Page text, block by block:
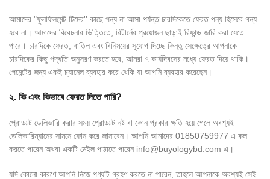
আমাদের "ফুলফিলমেন্ট টিমের'' কাছে পন্য না আসা পর্যন্ত চারদিকেতে ফেরত পন্য হিসেবে গন্য
হবে না। আমাদের বিবেচনার ভিত্তিতে, রিটার্নের প্রয়োজন ছাড়াই রিফান্ড জারি করা যেতে
পারে। চারদিকে ফেরত, বাতিল এবং বিনিময়ের সুযোগ দিচ্ছে কিন্তু সেক্ষেত্রে আপনাকে
চারদিকের কিছু পদ্ধতি অনুসরণ করতে হবে, আমরা ৭ কার্যদিবসের মধ্যে ফেরত দিয়ে থাকি।
পেমেন্টের জন্য একই চ্যানেল ব্যবহার করে থেকি যা আপনি ব্যবহার করেছেন।
২. কি এবং কিভাবে ফেরত দিতে পারি?
প্রোডাক্ট ডেলিভারি করার সময় প্রোডাক্ট নষ্ট বা কোন প্রকার ক্ষতি হয়ে গেলে অবশ্যই
ডেলিভারিম্যানের সামনে ফোন করে জানাবেন। আপনি আমাদের 01850759977 এ কল
করতে পারেন অথবা একটি মেইল পাঠাতে পারেন info@buyologybd.com এ।
যদি কোনো কারণে আপনি নিজে পণ্যটি গ্রহণ করতে না পারেন, তাহলে আপনাকে অবশ্যই সেই